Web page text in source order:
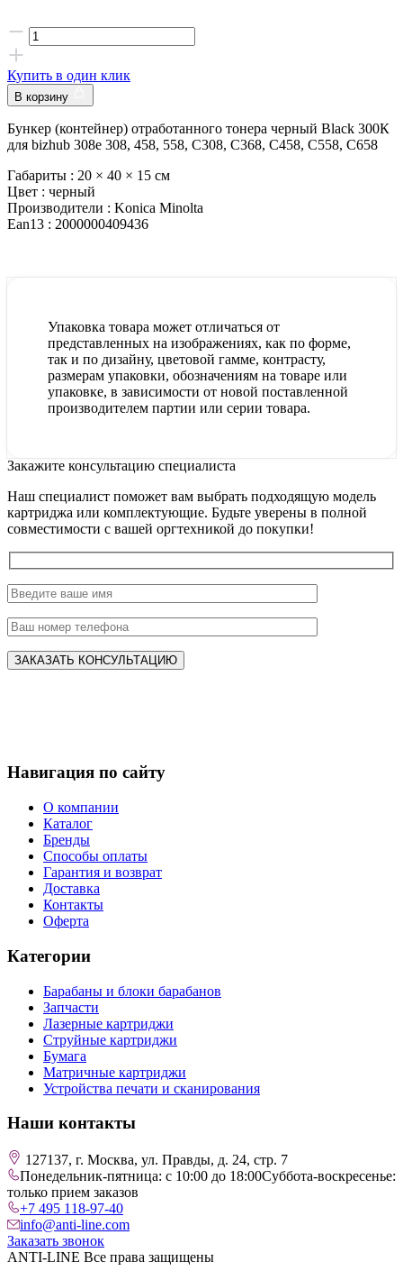
Купить в один клик
В корзину
Бункер (контейнер) отработанного тонера черный Black 300К
для bizhub 308e 308, 458, 558, C308, C368, C458, C558, C658
Габариты : 20 × 40 × 15 см
Цвет : черный
Производители : Konica Minolta
Ean13 : 2000000409436
Упаковка товара может отличаться от
представленных на изображениях, как по форме,
так и по дизайну, цветовой гамме, контрасту,
размерам упаковки, обозначениям на товаре или
упаковке, в зависимости от новой поставленной
производителем партии или серии товара.
Закажите консультацию специалиста
Наш специалист поможет вам выбрать подходящую модель
картриджа или комплектующие. Будьте уверены в полной
совместимости с вашей оргтехникой до покупки!
Навигация по сайту
О компании
Каталог
Бренды
Способы оплаты
Гарантия и возврат
Доставка
Контакты
Оферта
Категории
Барабаны и блоки барабанов
Запчасти
Лазерные картриджи
Струйные картриджи
Бумага
Матричные картриджи
Устройства печати и сканирования
Наши контакты
127137, г. Москва, ул. Правды, д. 24, стр. 7
Понедельник-пятница: с 10:00 до 18:00Суббота-воскресенье:
только прием заказов
+7 495 118-97-40
info@anti-line.com
Заказать звонок
ANTI-LINE Все права защищены